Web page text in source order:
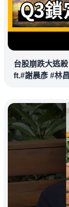
台股崩跌大逃
ft.#謝晨彥 #林